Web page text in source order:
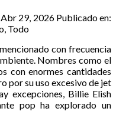
Abr 29, 2026 Publicado en:
, Todo
con frecuencia
Nombres como el
con enormes cantidades
por su uso excesivo de jet
excepciones, Billie Elish
pop ha explorado un